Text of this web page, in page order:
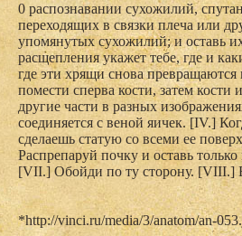
0 распознавании сухожилий,
переходящих в связки плеча или
упомянутых сухожилий; и оставь
расщепления укажет тебе, где и
где эти хрящи снова
помести сперва кости, затем
другие части в разных
соединяется с веной яичек. [IV.]
сделаешь статую со всеми ее
Распрепаруй почку и оставь
[VII.] Обойди по ту сторону. [VIII.]
*http://vinci.ru/media/3/anatom/an-